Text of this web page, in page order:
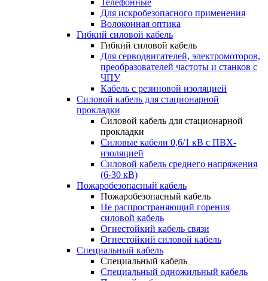
Телефонные
Для искробезопасного применения
Волоконная оптика
Гибкий силовой кабель
Гибкий силовой кабель
Для серводвигателей, электромоторов,
преобразователей частоты и станков с
ЧПУ
Кабель с резиновой изоляцией
Силовой кабель для стационарной
прокладки
Силовой кабель для стационарной
прокладки
Силовые кабели 0,6/1 кВ с ПВХ-
изоляцией
Силовой кабель среднего напряжения
(6-30 кВ)
Пожаробезопасный кабель
Пожаробезопасный кабель
Не распространяющий горения
силовой кабель
Огнестойкий кабель связи
Огнестойкий силовой кабель
Специальный кабель
Специальный кабель
Специальный одножильный кабель